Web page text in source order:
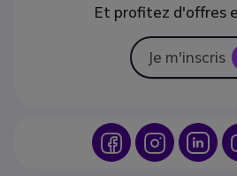
Et profitez d'offres
Je m'inscris
Icon IconIcon